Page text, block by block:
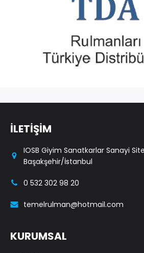
İLETİŞİM
IOSB Giyim Sanatkarlar Sanayi
Başakşehir/İstanbul
0 532 302 98 20
temelrulman@hotmail.com
KURUMSAL